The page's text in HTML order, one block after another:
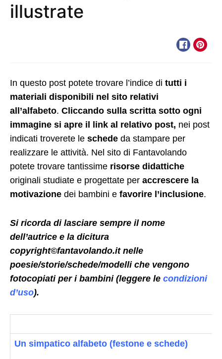
illustrate
In questo post potete trovare l’indice di tutti i
materiali disponibili nel sito relativi
all’alfabeto. Cliccando sulla scritta sotto ogni
immagine si apre il link al relativo post, nei post
indicati troverete le schede da stampare per
realizzare le attività. Nel sito di Fantavolando
potete trovare tantissime risorse didattiche
originali studiate e progettate per accrescere la
motivazione dei bambini e favorire l’inclusione.
Si ricorda di lasciare sempre il nome
dell’autrice e la dicitura
copyright©fantavolando.itnelle
poesie/storie/schede/modelli che vengono
fotocopiati per i bambini (leggere le condizioni
d’uso).
Un simpatico alfabeto (festone e schede)